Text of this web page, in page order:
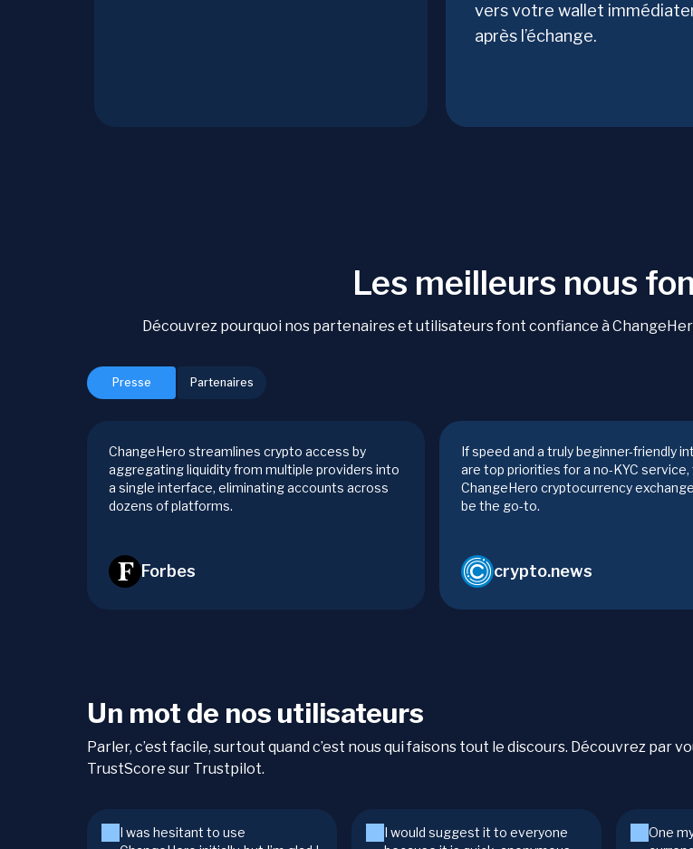
vers votre wallet
après l’échange.
Les meilleurs nous
Découvrez pourquoi nos partenaires et utilisateurs font confiance à
Presse Partenaires
ChangeHero streamlines crypto access by
aggregating liquidity from multiple providers into
a single interface, eliminating accounts across
dozens of platforms.
Forbes
If speed and a truly beginner-friendly
are top priorities for a no-KYC service,
ChangeHero cryptocurrency
be the go-to.
crypto.news
Un mot de nos utilisateurs
Parler, c’est facile, surtout quand c’est nous qui faisons tout le discours. Découvrez
TrustScore sur Trustpilot.
I was hesitant to use
I would suggest it to everyone
One